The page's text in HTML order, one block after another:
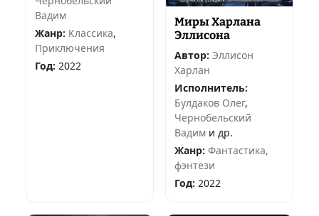
Вадим
Жанр: Классика,
Приключения
Год: 2022
Миры Харлана
Эллисона
Автор: Эллисон
Харлан
Исполнитель:
Булдаков Олег,
Чернобельский
Вадим и др.
Жанр: Фантастика,
фэнтези
Год: 2022